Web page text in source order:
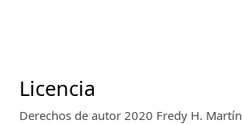
Licencia
Derechos de autor 2020 Fredy H.